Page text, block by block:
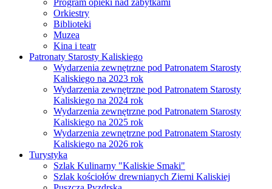
Program opieki nad zabytkami
Orkiestry
Biblioteki
Muzea
Kina i teatr
Patronaty Starosty Kaliskiego
Wydarzenia zewnętrzne pod Patronatem Starosty
Kaliskiego na 2023 rok
Wydarzenia zewnętrzne pod Patronatem Starosty
Kaliskiego na 2024 rok
Wydarzenia zewnętrzne pod Patronatem Starosty
Kaliskiego na 2025 rok
Wydarzenia zewnętrzne pod Patronatem Starosty
Kaliskiego na 2026 rok
Turystyka
Szlak Kulinarny "Kaliskie Smaki"
Szlak kościołów drewnianych Ziemi Kaliskiej